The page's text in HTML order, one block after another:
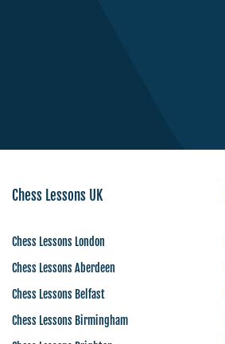
Chess Lessons UK
Chess Lessons London
Chess Lessons Aberdeen
Chess Lessons Belfast
Chess Lessons Birmingham